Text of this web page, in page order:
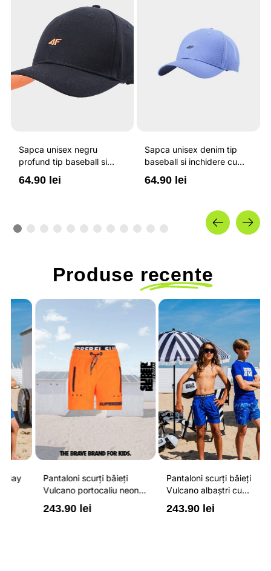
Sapca unisex negru
profund tip baseball si
inchidere cu catarama 4F
64.90 lei
Sapca unisex denim tip
baseball si inchidere cu
catarama 4F
64.90 lei
Produse recente
Pantaloni scurți băieți
Vulcano portocaliu neon
cu buzunare cu fermoar,
impermeabili și talie
243.90 lei
Pantaloni scurți băieți
Vulcano albaștri cu
buzunare cu fermoar,
impermeabili și talie
243.90 lei